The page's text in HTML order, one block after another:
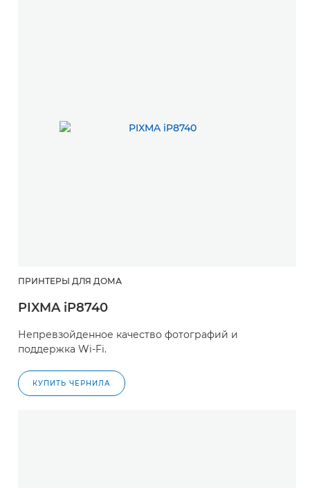
ПРИНТЕРЫ ДЛЯ ДОМА
PIXMA iP8740
Непревзойденное качество фотографий и
поддержка Wi-Fi.
КУПИТЬ ЧЕРНИЛА